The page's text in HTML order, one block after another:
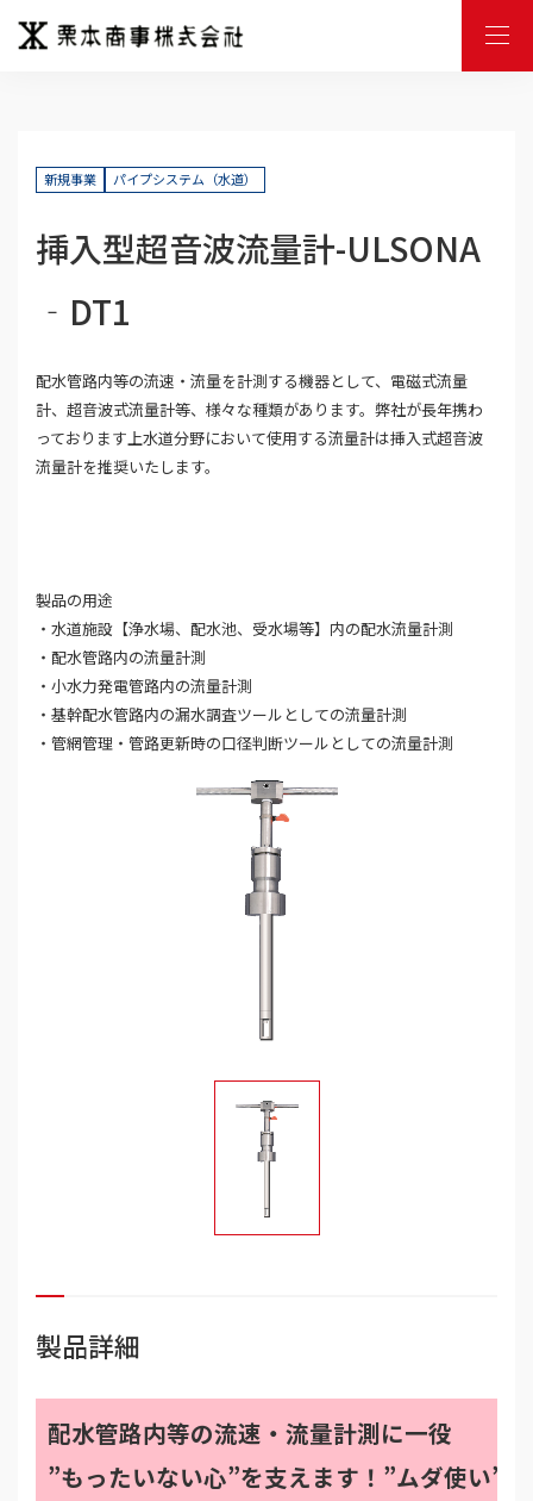
M
新規事業 パイプシステム（水道）
挿入型超音波流量計-ULSONA
‐DT1
配水管路内等の流速・流量を計測する機器として、電磁式流量
計、超音波式流量計等、様々な種類があります。弊社が長年携わ
っております上水道分野において使用する流量計は挿入式超音波
流量計を推奨いたします。
製品の用途
・水道施設【浄水場、配水池、受水場等】内の配水流量計測
・配水管路内の流量計測
・小水力発電管路内の流量計測
・基幹配水管路内の漏水調査ツールとしての流量計測
・管網管理・管路更新時の口径判断ツールとしての流量計測
製品詳細
配水管路内等の流速・流量計測に一役
”もったいない心”を支えます！”ムダ使い”